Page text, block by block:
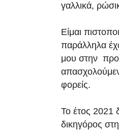
γαλλικά,
Είμαι
παράλληλα
μου στην
φορείς.
Το έτος 2021
δικηγόρος